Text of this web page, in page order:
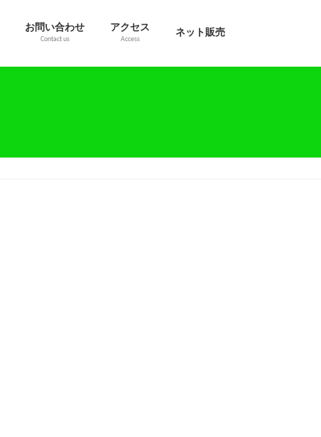
お問い合わせ
Contact us
アクセス
Access
ネット販売